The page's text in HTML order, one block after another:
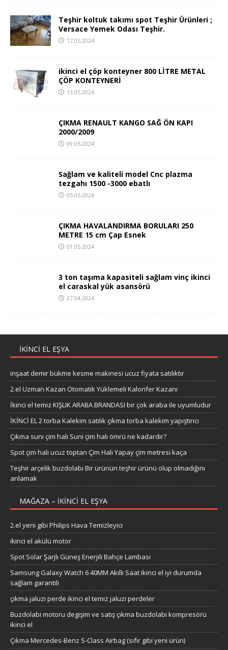
Teşhir koltuk takımı spot Teşhir Ürünleri ;
Versace Yemek Odası Teşhir.
17.05.2024
ikinci el çöp konteyner 800 LİTRE METAL
ÇÖP KONTEYNERİ
13.05.2024
ÇIKMA RENAULT KANGO SAĞ ÖN KAPI
2000/2009
09.05.2024
Sağlam ve kaliteli model Cnc plazma
tezgahı 1500 -3000 ebatlı
05.05.2024
ÇIKMA HAVALANDIRMA BORULARI 250
METRE 15 cm Çap Esnek
01.05.2024
3 ton taşıma kapasiteli sağlam vinç ikinci
el caraskal yük asansörü
27.04.2024
IKINCI EL EŞYA
inşaat demir bükme kesme makinesi ucuz fiyata satılıktır
2.el Uzman Kazan Otomatik Yüklemeli Kalorifer Kazanı
İkinci el temiz KIŞLIK ARABA BRANDASI bir çok araba ile uyumludur
İKİNCİ EL 2 torba Kalekim satılık çıkma torba kalekim yapıştırıcı
Çıkma suni çim halı Suni çim halı ömrü ne kadardır?
Spot çim halı ucuz toptan Çim Halı Yapay çim metresi kaça
Teşhir arçelik buzdolabı Bir ürünün teşhir ürünü olup olmadığını
anlamak
MAĞAZA – IKINCI EL EŞYA
2.el yeni gibi Philips Hava Temizleyici
ikinci el akülü motor
Spot Solar Şarjlı Güneş Enerjili Bahçe Lambası
Samsung Galaxy Watch 6 40MM Akıllı Saat ikinci el iyi durumda
sağlam garantili
çıkma jaluzi perde ikinci el temiz jaluzi perdeler
Buzdolabi motoru degişim ve satış çıkma buzdolabi kompresörü
ikinci el
Çıkma Mercedes-Benz S-Class Airbag (sıfır gibi yeni ürün)